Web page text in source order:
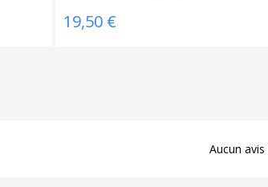
19,50 €
Aucun